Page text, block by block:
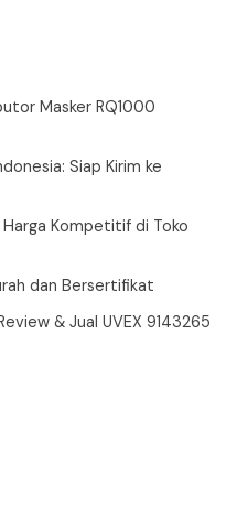
Masker RQ1000
Siap Kirim ke
Kompetitif di Toko
dan Bersertifikat
& Jual UVEX 9143265